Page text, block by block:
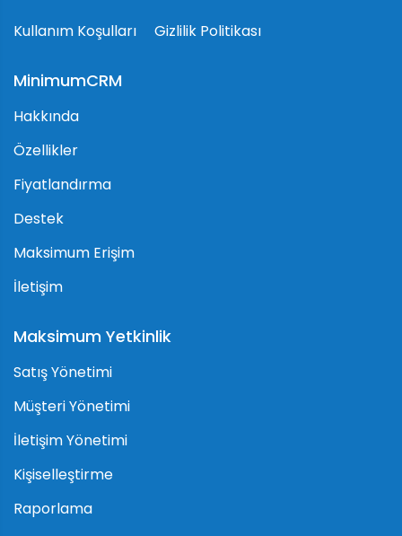
Kullanım Koşulları Gizlilik Politikası
MinimumCRM
Hakkında
Özellikler
Fiyatlandırma
Destek
Maksimum Erişim
İletişim
Maksimum Yetkinlik
Satış Yönetimi
Müşteri Yönetimi
İletişim Yönetimi
Kişiselleştirme
Raporlama